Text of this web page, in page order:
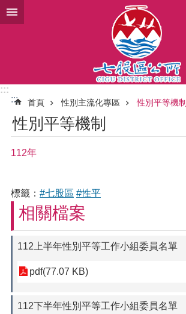
跳到主要內容區塊
:::
:::
首頁 性別主流化專區 性別平等機制
性別平等機制
112年
標籤： #七股區 #性平
相關檔案
112上半年性別平等工作小組委員名單
pdf(77.07 KB)
112下半年性別平等工作小組委員名單